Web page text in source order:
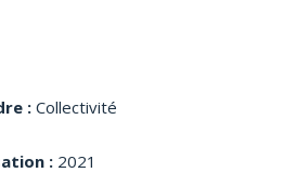
Collectivité
2021